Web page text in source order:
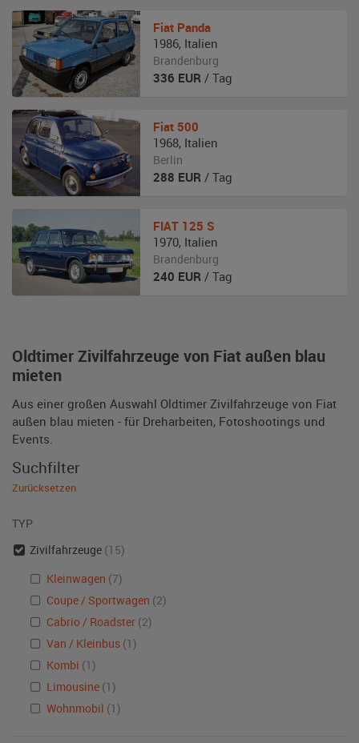
Oldtimer Zivilfahrzeuge von Fiat außen blau
mieten
Aus einer großen Auswahl Oldtimer Zivilfahrzeuge von Fiat
außen blau mieten - für Dreharbeiten, Fotoshootings und
Events.
Fiat Panda
1986, Italien
Brandenburg
336 EUR / Tag
Fiat 500
1968, Italien
Berlin
288 EUR / Tag
FIAT 125 S
1970, Italien
Brandenburg
240 EUR / Tag
Suchfilter
Zurücksetzen
TYP
Zivilfahrzeuge (15)
Kleinwagen (7)
Coupe / Sportwagen (2)
Cabrio / Roadster (2)
Van / Kleinbus (1)
Kombi (1)
Limousine (1)
Wohnmobil (1)